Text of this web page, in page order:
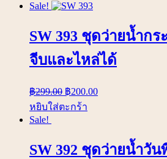
Sale!
SW 393 ชุดว่ายน้ำกร
จีบและไหล่ได้
฿299.00 ฿200.00
หยิบใส่ตะกร้า
Sale!
SW 392 ชุดว่ายน้ำวั